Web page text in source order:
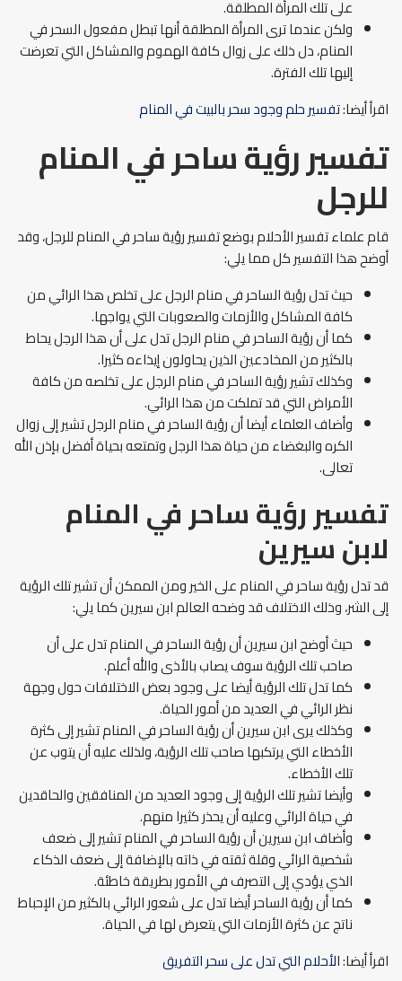
على تلك المرأة المطلقة.
ولكن عندما ترى المرأة المطلقة أنها تبطل مفعول السحر في
المنام، دل ذلك على زوال كافة الهموم والمشاكل التي تعرضت
إليها تلك الفترة.
اقرأ أيضا:تفسير حلم وجود سحر بالبيت في المنام
تفسير رؤية ساحر في المنام
للرجل
قام علماء تفسير الأحلام بوضع تفسير رؤية ساحر في المنام للرجل، وقد
أوضح هذا التفسير كل مما يلي:
حيث تدل رؤية الساحر في منام الرجل على تخلص هذا الرائي من
كافة المشاكل والأزمات والصعوبات التي يواجها.
كما أن رؤية الساحر في منام الرجل تدل على أن هذا الرجل يحاط
بالكثير من المخادعين الذين يحاولون إيذاءه كثيرا.
وكذلك تشير رؤية الساحر في منام الرجل على تخلصه من كافة
الأمراض التي قد تملكت من هذا الرائي.
وأضاف العلماء أيضا أن رؤية الساحر في منام الرجل تشير إلى زوال
الكره والبغضاء من حياة هذا الرجل وتمتعه بحياة أفضل بإذن الله
تعالى.
تفسير رؤية ساحر في المنام
لابن سيرين
قد تدل رؤية ساحر في المنام على الخير ومن الممكن أن تشير تلك الرؤية
إلى الشر، وذلك الاختلاف قد وضحه العالم ابن سيرين كما يلي:
حيث أوضح ابن سيرين أن رؤية الساحر في المنام تدل على أن
صاحب تلك الرؤية سوف يصاب بالأذى والله أعلم.
كما تدل تلك الرؤية أيضا على وجود بعض الاختلافات حول وجهة
نظر الرائي في العديد من أمور الحياة.
وكذلك يرى ابن سيرين أن رؤية الساحر في المنام تشير إلى كثرة
الأخطاء التي يرتكبها صاحب تلك الرؤية، ولذلك عليه أن يتوب عن
تلك الأخطاء.
وأيضا تشير تلك الرؤية إلى وجود العديد من المنافقين والحاقدين
في حياة الرائي وعليه أن يحذر كثيرا منهم.
وأضاف ابن سيرين أن رؤية الساحر في المنام تشير إلى ضعف
شخصية الرائي وقلة ثقته في ذاته بالإضافة إلى ضعف الذكاء
الذي يؤدي إلى التصرف في الأمور بطريقة خاطئة.
كما أن رؤية الساحر أيضا تدل على شعور الرائي بالكثير من الإحباط
ناتج عن كثرة الأزمات التي يتعرض لها في الحياة.
اقرأ أيضا:الأحلام التي تدل على سحر التفريق